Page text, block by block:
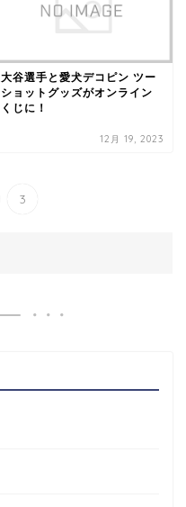
大谷選手と愛犬デコピン ツー
ショットグッズがオンライン
くじに！
12月 19, 2023
3